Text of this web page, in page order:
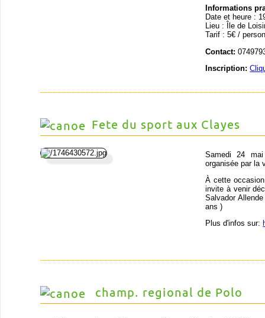
Informations
Date et heure :
Lieu : Île de
Tarif : 5€ /
Contact:
Inscription:
Fete du sport aux Clayes
Samedi 24
organisée par la
À cette
invite à venir
Salvador
ans )
Plus d'infos sur:
champ. regional de Polo